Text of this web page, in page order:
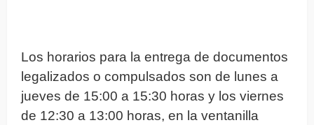
Los horarios para la entrega de documentos
legalizados o compulsados son de lunes a
jueves de 15:00 a 15:30 horas y los viernes
de 12:30 a 13:00 horas, en la ventanilla